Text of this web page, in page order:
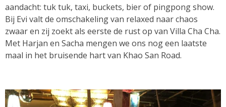
aandacht: tuk tuk, taxi, buckets, bier of pingpong show.
Bij Evi valt de omschakeling van relaxed naar chaos
zwaar en zij zoekt als eerste de rust op van Villa Cha Cha.
Met Harjan en Sacha mengen we ons nog een laatste
maal in het bruisende hart van Khao San Road.